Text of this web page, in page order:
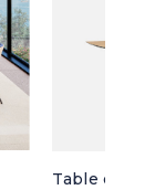
Table de